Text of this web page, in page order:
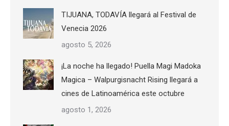
TIJUANA, TODAVÍA llegará al Festival de
Venecia 2026
agosto 5, 2026
¡La noche ha llegado! Puella Magi Madoka
Magica – Walpurgisnacht Rising llegará a
cines de Latinoamérica este octubre
agosto 1, 2026